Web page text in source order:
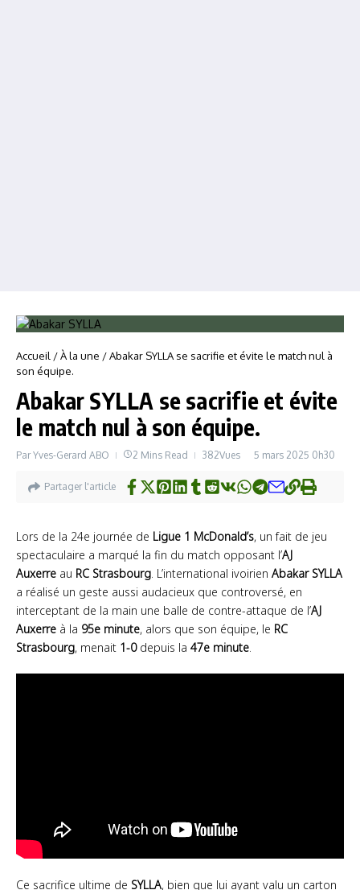
Accueil /À la une /Abakar SYLLA se sacrifie et évite le match nul à
son équipe.
Abakar SYLLA se sacrifie et évite
le match nul à son équipe.
ParYves-Gerard ABO 2 Mins Read 382Vues 5 mars 2025 0h30
Partager l'article
Lors de la 24e journée de Ligue 1 McDonald’s, un fait de jeu
spectaculaire a marqué la fin du match opposant l’AJ
Auxerre au RC Strasbourg. L’international ivoirien Abakar SYLLA
a réalisé un geste aussi audacieux que controversé, en
interceptant de la main une balle de contre-attaque de l’AJ
Auxerre à la 95e minute, alors que son équipe, le RC
Strasbourg, menait 1-0depuis la 47e minute.
Ce sacrifice ultime de SYLLA, bien que lui ayant valu un carton